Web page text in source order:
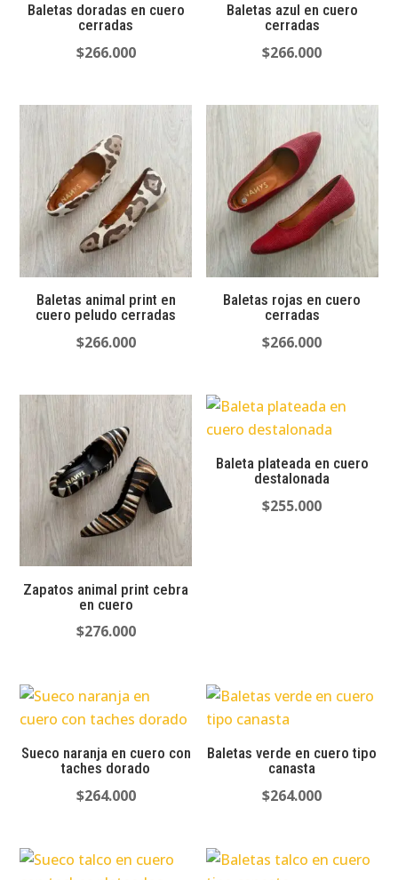
Baletas doradas en cuero
cerradas
$266.000
Baletas azul en cuero
cerradas
$266.000
Baletas animal print en
cuero peludo cerradas
$266.000
Baletas rojas en cuero
cerradas
$266.000
Zapatos animal print cebra
en cuero
$276.000
Baleta plateada en cuero
destalonada
$255.000
Sueco naranja en cuero con
taches dorado
$264.000
Baletas verde en cuero tipo
canasta
$264.000